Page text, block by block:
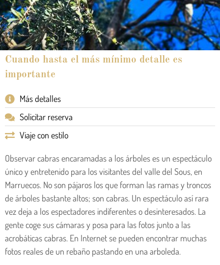
Cuando hasta el más mínimo detalle es
importante
Más detalles
Solicitar reserva
Viaje con estilo
Observar cabras encaramadas a los árboles es un espectáculo
único y entretenido para los visitantes del valle del Sous, en
Marruecos. No son pájaros los que forman las ramas y troncos
de árboles bastante altos; son cabras. Un espectáculo así rara
vez deja a los espectadores indiferentes o desinteresados. La
gente coge sus cámaras y posa para las fotos junto a las
acrobáticas cabras. En Internet se pueden encontrar muchas
fotos reales de un rebaño pastando en una arboleda.